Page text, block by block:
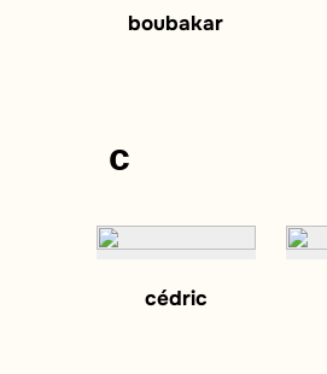
boubakar
c
cédric